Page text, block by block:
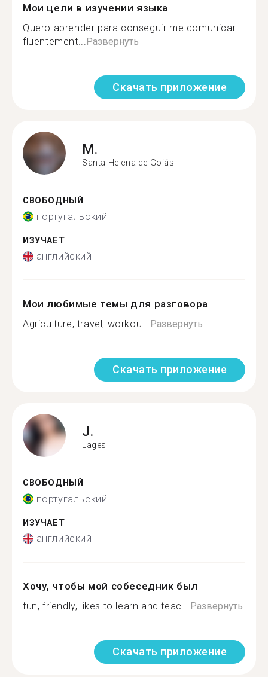
Мои цели в изучении языка
Quero aprender para conseguir me comunicar
fluentement...Развернуть
Скачать приложение
M.
Santa Helena de Goiás
СВОБОДНЫЙ
португальский
ИЗУЧАЕТ
английский
Мои любимые темы для разговора
Agriculture, travel, workou...Развернуть
Скачать приложение
J.
Lages
СВОБОДНЫЙ
португальский
ИЗУЧАЕТ
английский
Хочу, чтобы мой собеседник был
fun, friendly, likes to learn and teac...Развернуть
Скачать приложение